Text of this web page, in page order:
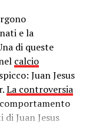
alla sofferenza
se non è stato
È
la
si continui ad
solide ed
e la
di queste
calcio
Juan Jesus
La controversia
Juan Jesus